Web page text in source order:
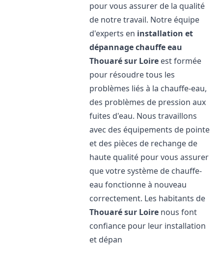
pour vous assurer de la qualité
de notre travail. Notre équipe
d'experts en installation et
dépannage chauffe eau
Thouaré sur Loire est formée
pour résoudre tous les
problèmes liés à la chauffe-eau,
des problèmes de pression aux
fuites d'eau. Nous travaillons
avec des équipements de pointe
et des pièces de rechange de
haute qualité pour vous assurer
que votre système de chauffe-
eau fonctionne à nouveau
correctement. Les habitants de
Thouaré sur Loire nous font
confiance pour leur installation
et dépan